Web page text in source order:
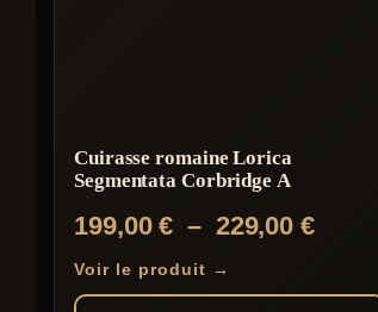
Cuirasse romaine Lorica
Segmentata Corbridge A
199,00€ – 229,00€Plage
prix :
Voir le produit →